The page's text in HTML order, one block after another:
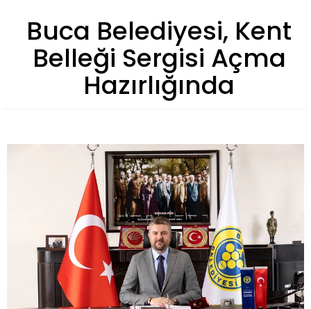
Buca Belediyesi, Kent
Belleği Sergisi Açma
Hazırlığında